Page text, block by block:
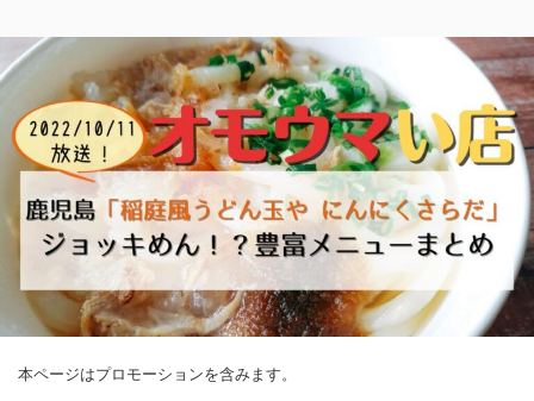
本ページはプロモーションを含みます。